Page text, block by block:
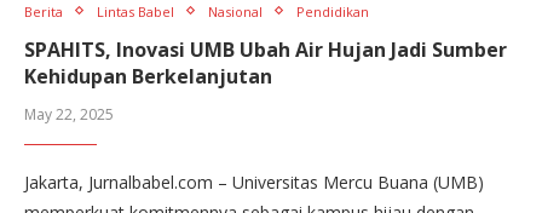
Berita Lintas Babel Nasional Pendidikan
SPAHITS, Inovasi UMB Ubah Air Hujan Jadi Sumber
Kehidupan Berkelanjutan
May 22, 2025
Jakarta, Jurnalbabel.com – Universitas Mercu Buana (UMB)